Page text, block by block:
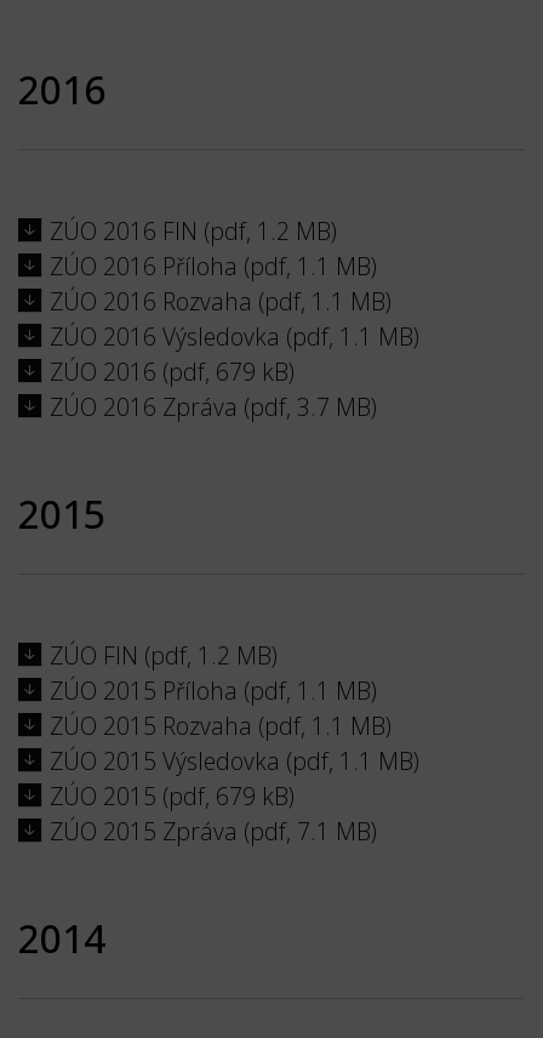
2016
ZÚO 2016 FIN (pdf, 1.2 MB)
ZÚO 2016 Příloha (pdf, 1.1 MB)
ZÚO 2016 Rozvaha (pdf, 1.1 MB)
ZÚO 2016 Výsledovka (pdf, 1.1 MB)
ZÚO 2016 (pdf, 679 kB)
ZÚO 2016 Zpráva (pdf, 3.7 MB)
2015
ZÚO FIN (pdf, 1.2 MB)
ZÚO 2015 Příloha (pdf, 1.1 MB)
ZÚO 2015 Rozvaha (pdf, 1.1 MB)
ZÚO 2015 Výsledovka (pdf, 1.1 MB)
ZÚO 2015 (pdf, 679 kB)
ZÚO 2015 Zpráva (pdf, 7.1 MB)
2014